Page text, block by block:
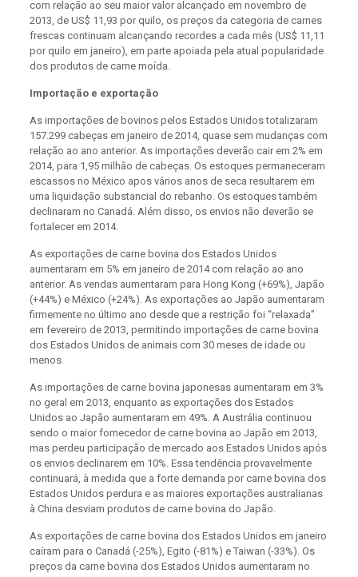
com relação ao seu maior valor alcançado em novembro de
2013, de US$ 11,93 por quilo, os preços da categoria de carnes
frescas continuam alcançando recordes a cada mês (US$ 11,11
por quilo em janeiro), em parte apoiada pela atual popularidade
dos produtos de carne moída.
Importação e exportação
As importações de bovinos pelos Estados Unidos totalizaram
157.299 cabeças em janeiro de 2014, quase sem mudanças com
relação ao ano anterior. As importações deverão cair em 2% em
2014, para 1,95 milhão de cabeças. Os estoques permaneceram
escassos no México apos vários anos de seca resultarem em
uma liquidação substancial do rebanho. Os estoques também
declinaram no Canadá. Além disso, os envios não deverão se
fortalecer em 2014.
As exportações de carne bovina dos Estados Unidos
aumentaram em 5% em janeiro de 2014 com relação ao ano
anterior. As vendas aumentaram para Hong Kong (+69%), Japão
(+44%) e México (+24%). As exportações ao Japão aumentaram
firmemente no último ano desde que a restrição foi “relaxada”
em fevereiro de 2013, permitindo importações de carne bovina
dos Estados Unidos de animais com 30 meses de idade ou
menos.
As importações de carne bovina japonesas aumentaram em 3%
no geral em 2013, enquanto as exportações dos Estados
Unidos ao Japão aumentaram em 49%. A Austrália continuou
sendo o maior fornecedor de carne bovina ao Japão em 2013,
mas perdeu participação de mercado aos Estados Unidos após
os envios declinarem em 10%. Essa tendência provavelmente
continuará, à medida que a forte demanda por carne bovina dos
Estados Unidos perdura e as maiores exportações australianas
à China desviam produtos de carne bovina do Japão.
As exportações de carne bovina dos Estados Unidos em janeiro
caíram para o Canadá (-25%), Egito (-81%) e Taiwan (-33%). Os
preços da carne bovina dos Estados Unidos aumentaram no